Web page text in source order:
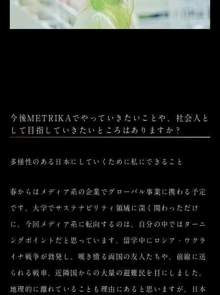
今後METRIKAでやっていきたいことや、社会人と
して目指していきたいところはありますか？
多様性のある日本にしていくために私にできること
春からはメディア系の企業でグローバル事業に携わる予定
です。大学でサステナビリティ領域に深く関わっただけ
に、今回メディア系に転向するのは、自分の中ではターニ
ングポイントだと思っています。留学中にロシア・ウクラ
イナ戦争が勃発し、嘆き憤る両国の友人たちや、前線に送
られる戦車、近隣国からの大量の避難民を目にしました。
地理的に離れていることも理由にあると思いますが、日本